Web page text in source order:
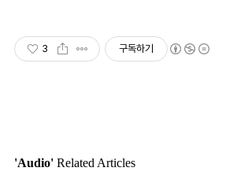
3 구독하기
'Audio' Related Articles